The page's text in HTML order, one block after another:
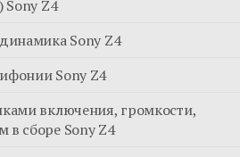
Sony Z4
Sony Z4
Sony Z4
включения, громкости,
сборе Sony Z4